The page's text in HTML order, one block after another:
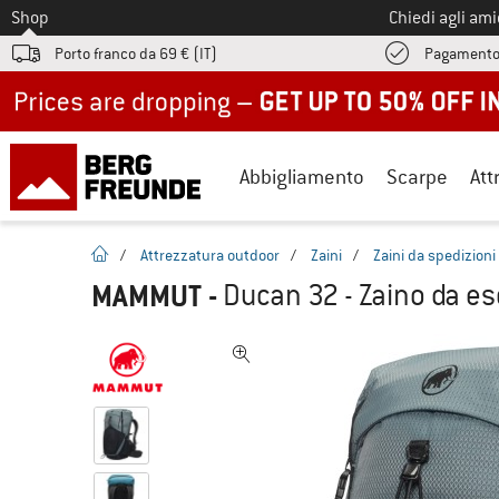
Allo
Shop Chiedi agli
Porto franco da 69 € (IT)
Abbigliamento Scarpe
pagina iniziale
/ Attrezzatura outdoor / Zaini / Zaini da spedizioni
MAMMUT - Ducan 32 - Zaino da